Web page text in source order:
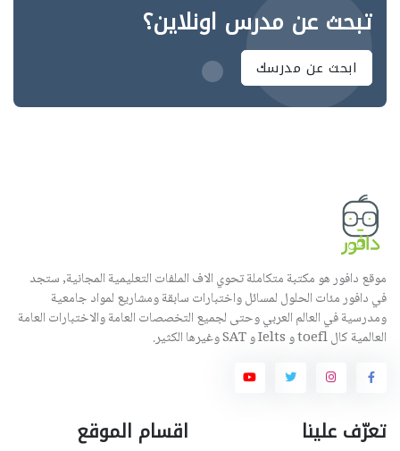
تبحث عن مدرس اونلاين؟
ابحث عن مدرسك
موقع دافور هو مكتبة متكاملة تحوي الاف الملفات التعليمية المجانية, ستجد
في دافور مئات الحلول لمسائل واختبارات سابقة ومشاريع لمواد جامعية
ومدرسية في العالم العربي وحتى لجميع التخصصات العامة والاختبارات العامة
العالمية كال toefl و Ielts و SAT وغيرها الكثير.
تعرّف علينا اقسام الموقع